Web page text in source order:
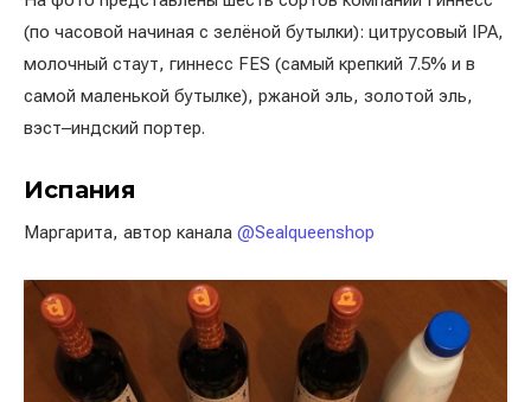
(по часовой начиная с зелёной бутылки): цитрусовый IPA,
молочный стаут, гиннесс FES (самый крепкий 7.5% и в
самой маленькой бутылке), ржаной эль, золотой эль,
вэст–индский портер.
Испания
Маргарита, автор канала @Sealqueenshop